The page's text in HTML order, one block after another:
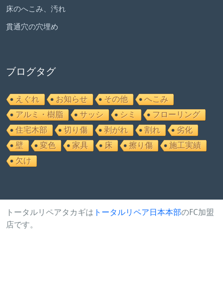
床のへこみ、汚れ
貫通穴の穴埋め
ブログタグ
えぐれ お知らせ その他
へこみ
アルミ・樹脂
サッシ シミ
フローリング
住宅木部
切り傷 剥がれ 割れ
劣化
壁
変色 家具 床 擦り傷
施工実績
欠け
トータルリペアタカギは トータルリペア日本本部のFC加盟
店です。